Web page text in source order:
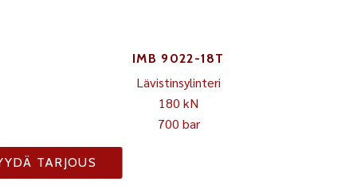
IMB 9022-18T
Lävistinsylinteri
180 kN
700 bar
TARJOUS